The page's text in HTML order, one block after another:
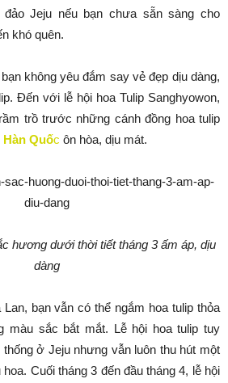
Jeju nếu bạn chưa sẵn sàng cho
khó quên.
không yêu đắm say vẻ đẹp dịu dàng,
Đến với lễ hội hoa Tulip Sanghyowon,
trồ trước những cánh đồng hoa tulip
Quốc ôn hòa, dịu mát.
hương dưới thời tiết tháng 3 ấm áp, dịu
dàng
bạn vẫn có thể ngắm hoa tulip thỏa
màu sắc bắt mắt. Lễ hội hoa tulip tuy
thống ở Jeju nhưng vẫn luôn thu hút một
Cuối tháng 3 đến đầu tháng 4, lễ hội